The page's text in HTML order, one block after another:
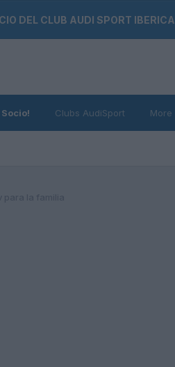
DEL CLUB AUDI SPORT IBERICA
Clubs AudiSport More